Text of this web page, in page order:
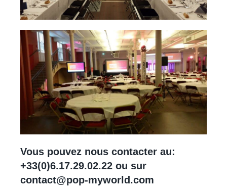
Vous pouvez nous contacter au:
+33(0)6.17.29.02.22 ou sur
contact@pop-myworld.com